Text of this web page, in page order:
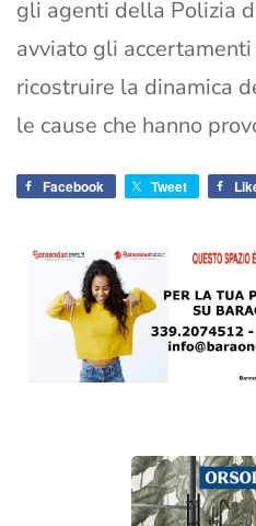
gli agenti della Polizia
avviato gli
ricostruire la dinamica
le cause che hanno
Facebook Tweet